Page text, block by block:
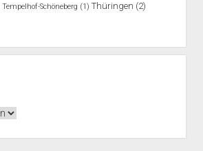
Tempelhof-Schöneberg (1) Thüringen (2)